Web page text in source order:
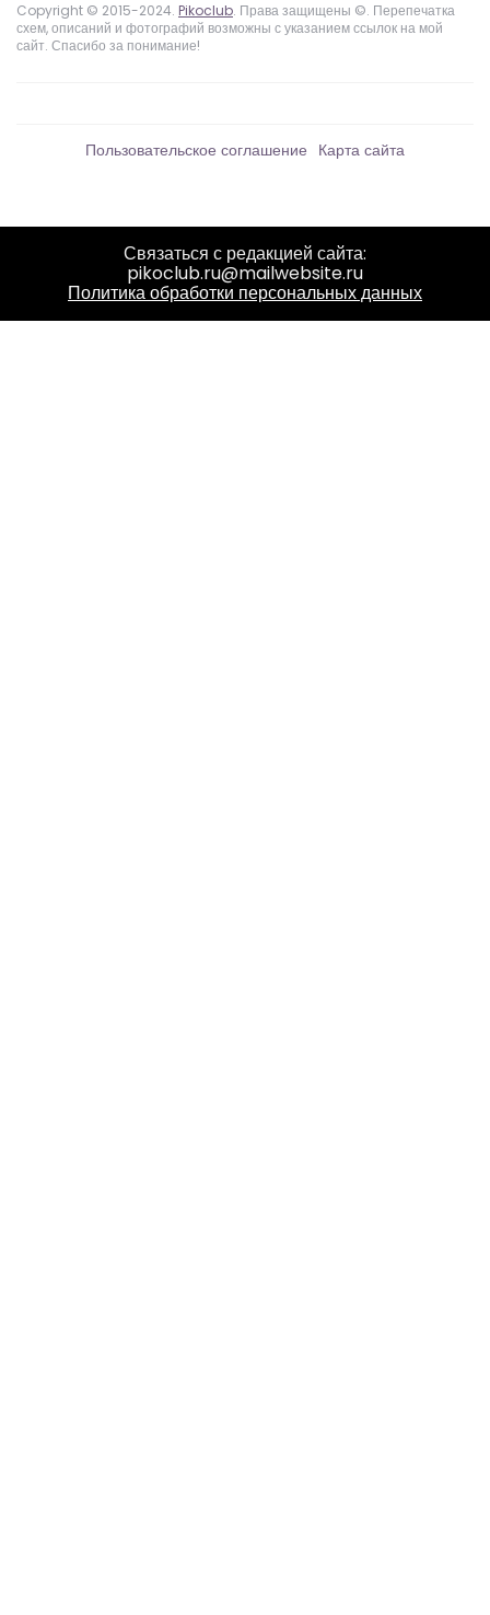
Copyright © 2015-2024. Pikoclub. Права защищены ©. Перепечатка
схем, описаний и фотографий возможны с указанием ссылок на мой
сайт. Спасибо за понимание!
Пользовательское соглашение Карта сайта
Связаться с редакцией сайта:
pikoclub.ru@mailwebsite.ru
Политика обработки персональных данных